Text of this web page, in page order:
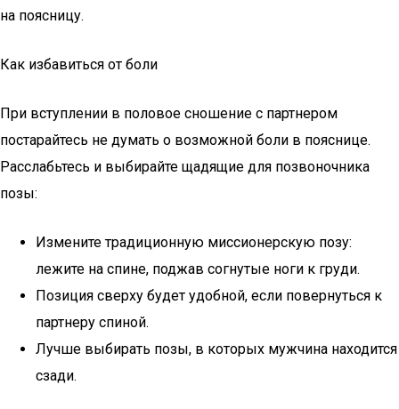
на поясницу.
Как избавиться от боли
При вступлении в половое сношение с партнером
постарайтесь не думать о возможной боли в пояснице.
Расслабьтесь и выбирайте щадящие для позвоночника
позы:
Измените традиционную миссионерскую позу:
лежите на спине, поджав согнутые ноги к груди.
Позиция сверху будет удобной, если повернуться к
партнеру спиной.
Лучше выбирать позы, в которых мужчина находится
сзади.